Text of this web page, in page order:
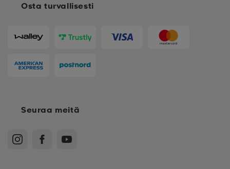
Osta turvallisesti
Seuraa meitä